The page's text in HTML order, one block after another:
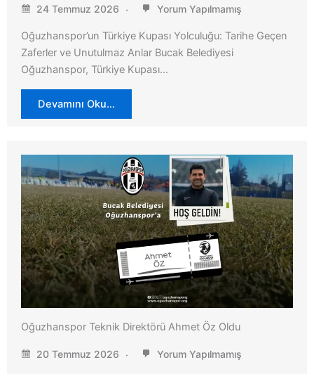
24 Temmuz 2026 Yorum Yapılmamış
Oğuzhanspor’un Türkiye Kupası Yolculuğu: Tarihe Geçen
Zaferler ve Unutulmaz Anlar Bucak Belediyesi
Oğuzhanspor, Türkiye Kupası…
Devamını Oku…
Oğuzhanspor Teknik Direktörü Ahmet Öz Oldu
20 Temmuz 2026 Yorum Yapılmamış